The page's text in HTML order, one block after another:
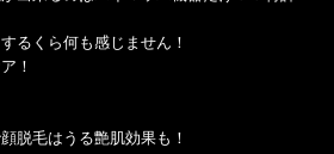
るくら何も感じません！
！
脱毛はうる艶肌効果も！